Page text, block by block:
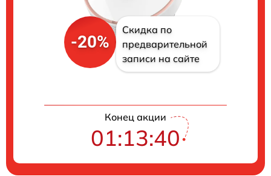
-20%
Скидка по
предварительной
записи на сайте
Конец акции
01:13:39